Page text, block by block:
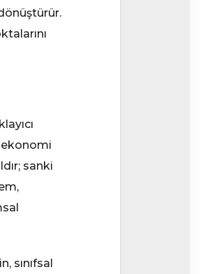
ekonomi
sanki
sınıfsal